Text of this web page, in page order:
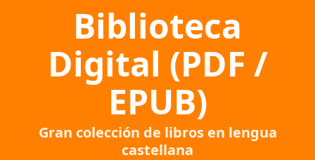
Biblioteca
Digital (PDF /
EPUB)
Gran colección de libros en lengua
castellana